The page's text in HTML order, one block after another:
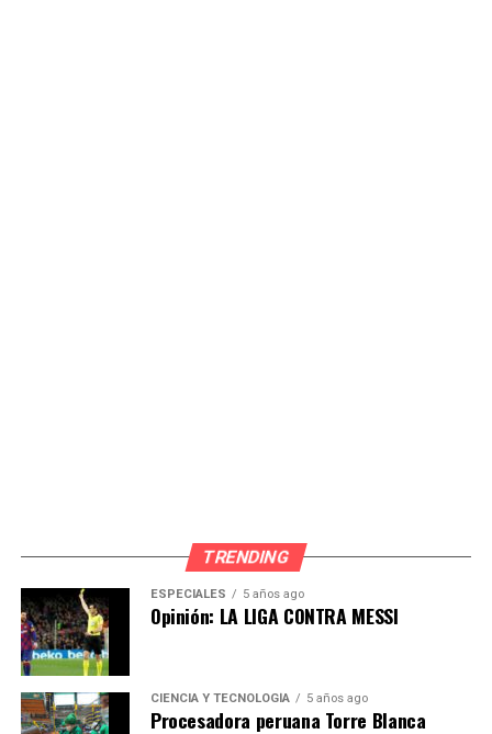
TRENDING
ESPECIALES 5 años ago
Opinión: LA LIGA CONTRA MESSI
CIENCIA Y TECNOLOGÍA 5 años ago
Procesadora peruana Torre Blanca